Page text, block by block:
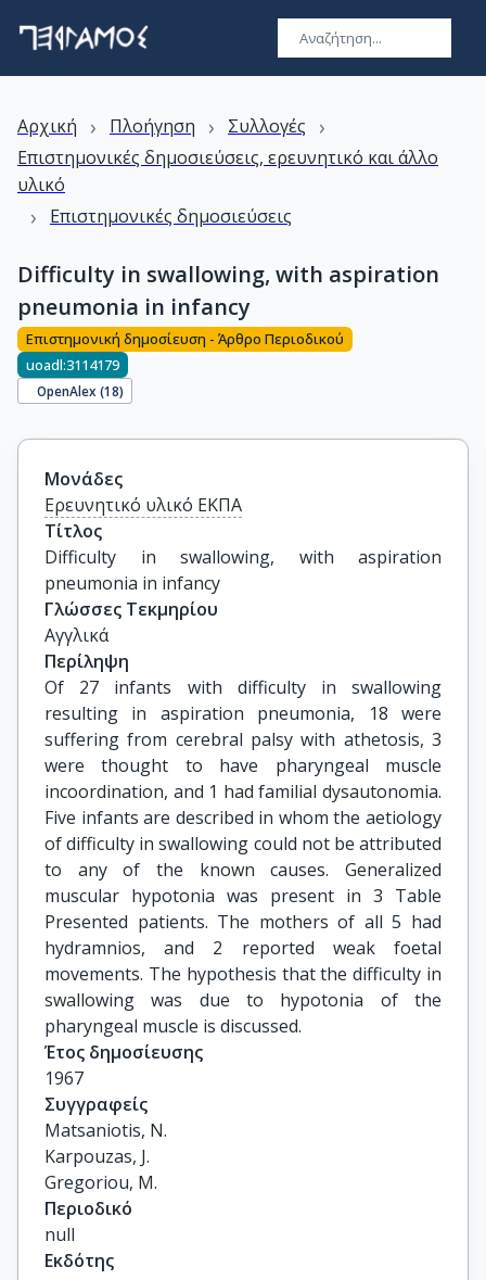
Αρχική › Πλοήγηση › Συλλογές ›
Επιστημονικές δημοσιεύσεις, ερευνητικό και άλλο
υλικό
› Επιστημονικές δημοσιεύσεις
Difficulty in swallowing, with aspiration
pneumonia in infancy
Επιστημονική δημοσίευση - Άρθρο Περιοδικού
uoadl:3114179
OpenAlex (18)
Μονάδες
Ερευνητικό υλικό ΕΚΠΑ
Τίτλος
Difficulty in swallowing, with aspiration
pneumonia in infancy
Γλώσσες Τεκμηρίου
Αγγλικά
Περίληψη
Of 27 infants with difficulty in swallowing
resulting in aspiration pneumonia, 18 were
suffering from cerebral palsy with athetosis, 3
were thought to have pharyngeal muscle
incoordination, and 1 had familial dysautonomia.
Five infants are described in whom the aetiology
of difficulty in swallowing could not be attributed
to any of the known causes. Generalized
muscular hypotonia was present in 3 Table
Presented patients. The mothers of all 5 had
hydramnios, and 2 reported weak foetal
movements. The hypothesis that the difficulty in
swallowing was due to hypotonia of the
pharyngeal muscle is discussed.
Έτος δημοσίευσης
1967
Συγγραφείς
Matsaniotis, N.
Karpouzas, J.
Gregoriou, M.
Περιοδικό
null
Εκδότης